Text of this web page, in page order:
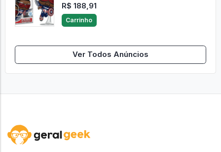
R$ 188,91
Carrinho
Ver Todos Anúncios